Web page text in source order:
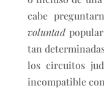
cabe
voluntadpopular
tan
los circuitos
incompatible